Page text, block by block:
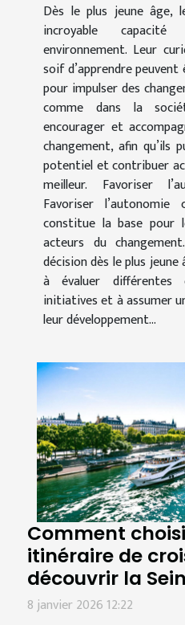
Dès le plus jeune âge,
incroyable
environnement. Leur
soif d’apprendre
pour impulser des
comme dans la
encourager et
changement, afin qu’ils
potentiel et contribuer
meilleur. Favoriser
Favoriser
constitue la base pour
acteurs du
décision dès le plus
à évaluer
initiatives et à assumer
leur développement...
Comment
itinéraire de
découvrir la
8 janvier 2026 12:22